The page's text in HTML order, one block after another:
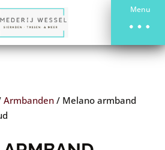
Menu
Armbanden/ Melano armband